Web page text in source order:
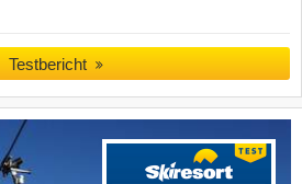
Testbericht